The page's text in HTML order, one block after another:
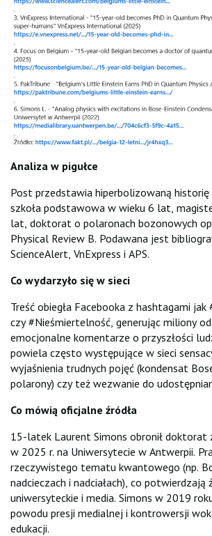
Analiza w pigułce
Post przedstawia hiperbolizowaną historię
szkoła podstawowa w wieku 6 lat,
lat, doktorat o polaronach bozonowych
Physical Review B. Podawana jest
ScienceAlert, VnExpress i APS.
Co wydarzyło się w sieci
Treść obiegła Facebooka z hashtagami
czy #Nieśmiertelność, generując miliony
emocjonalne komentarze o przyszłości
powiela często występujące w sieci
wyjaśnienia trudnych pojęć (kondensat
polarony) czy też wezwanie do
Co mówią oficjalne źródła
15-latek Laurent Simons obronił
w 2025 r. na Uniwersytecie w Antwerpii.
rzeczywistego tematu kwantowego (np.
nadcieczach i nadciałach), co potwierdzają
uniwersyteckie i media. Simons w 2019
powodu presji medialnej i kontrowersji
edukacji.